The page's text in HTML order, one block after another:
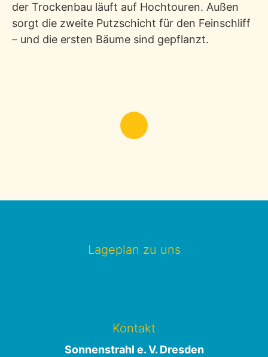
der Trockenbau läuft auf Hochtouren. Außen
sorgt die zweite Putzschicht für den Feinschliff
– und die ersten Bäume sind gepflanzt.
Lageplan zu uns
Kontakt
Sonnenstrahl e. V. Dresden